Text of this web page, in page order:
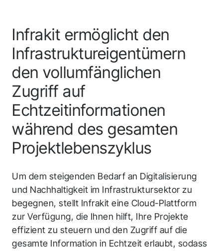
Infrakit ermöglicht den
Infrastruktureigentümern
den vollumfänglichen
Zugriff auf
Echtzeitinformationen
während des gesamten
Projektlebenszyklus
Um dem steigenden Bedarf an Digitalisierung
und Nachhaltigkeit im Infrastruktursektor zu
begegnen, stellt Infrakit eine Cloud-Plattform
zur Verfügung, die Ihnen hilft, Ihre Projekte
effizient zu steuern und den Zugriff auf die
gesamte Information in Echtzeit erlaubt, sodass